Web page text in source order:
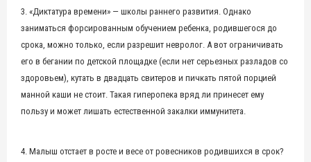
3. «Диктатура времени» — школы раннего развития. Однако
заниматься форсированным обучением ребенка, родившегося до
срока, можно только, если разрешит невролог. А вот ограничивать
его в бегании по детской площадке (если нет серьезных разладов со
здоровьем), кутать в двадцать свитеров и пичкать пятой порцией
манной каши не стоит. Такая гиперопека вряд ли принесет ему
пользу и может лишать естественной закалки иммунитета.
4. Малыш отстает в росте и весе от ровесников родившихся в срок?